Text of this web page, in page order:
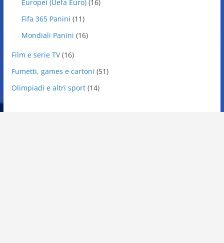
Europei (Uefa Euro)(16)
Fifa 365 Panini (11)
Mondiali Panini (16)
Film e serie TV(16)
Fumetti, games e cartoni (51)
Olimpiadi e altri sport(14)